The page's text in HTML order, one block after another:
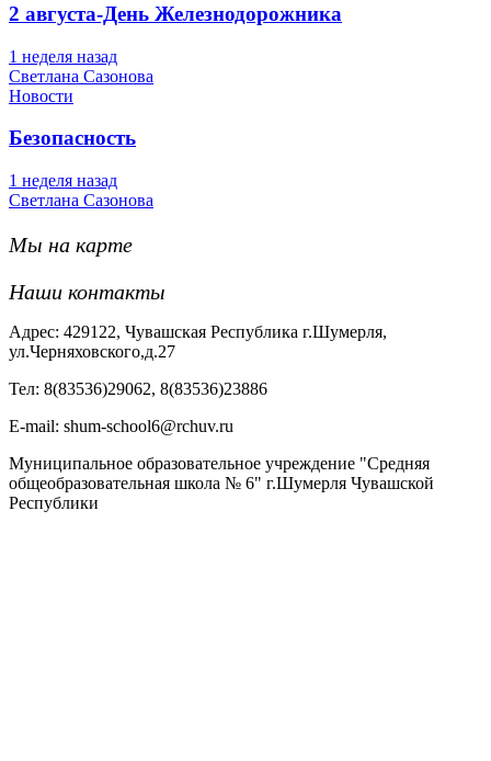
2 августа-День Железнодорожника
1 неделя назад
Светлана Сазонова
Новости
Безопасность
1 неделя назад
Светлана Сазонова
Мы на карте
Наши контакты
Адрес: 429122, Чувашская Республика г.Шумерля,
ул.Черняховского,д.27
Тел: 8(83536)29062, 8(83536)23886
Е-mail: shum-school6@rchuv.ru
Муниципальное образовательное учреждение "Средняя
общеобразовательная школа № 6" г.Шумерля Чувашской
Республики